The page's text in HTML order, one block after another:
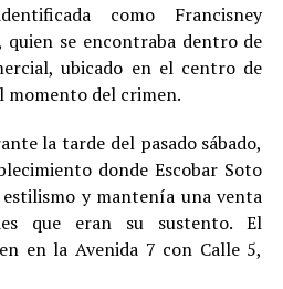
como Francisney
quien se encontraba dentro de
ubicado en el centro de
momento del crimen.
la tarde del pasado sábado,
donde Escobar Soto
y mantenía una venta
que eran su sustento. El
en la Avenida 7 con Calle 5,